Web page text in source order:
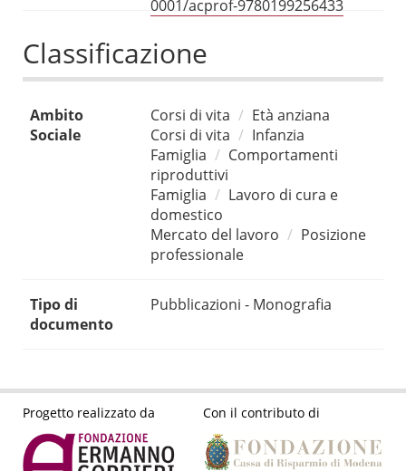
0001/acprof-9780199256433
Classificazione
Ambito
Sociale
Corsi di vita
Età anziana
Corsi di vita
Infanzia
Famiglia
Comportamenti
riproduttivi
Famiglia
Lavoro di cura e
domestico
Mercato del lavoro
Posizione
professionale
Tipo di
documento
Pubblicazioni - Monografia
Progetto realizzato da Con il contributo di